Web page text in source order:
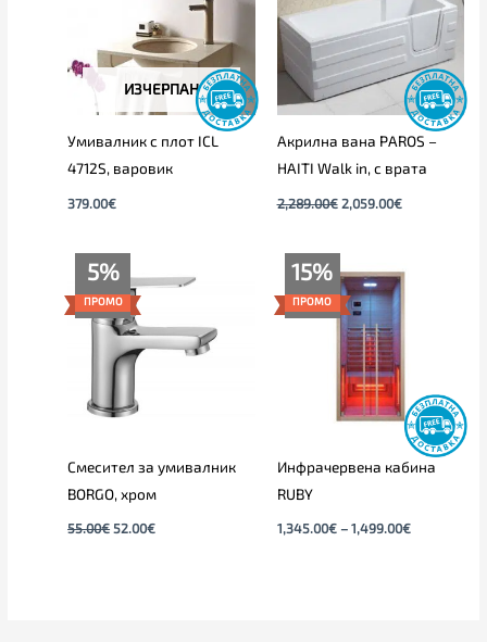
ИЗЧЕРПАН
Умивалник с плот ICL
4712S, варовик
379.00€
Акрилна вана PAROS –
HAITI Walk in, с врата
2,289.00€ 2,059.00€
5%
ПРОМО
Смесител за умивалник
BORGO, хром
55.00€
Original
price
was:
55.00€.
52.00€
цена
15%
ПРОМО
Инфрачервена кабина
RUBY
1,345.00€ – 1,499.00€